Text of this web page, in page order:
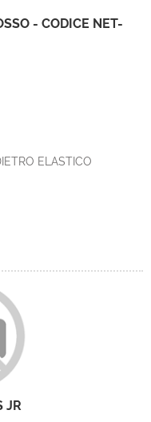
- CODICE NET-
ELASTICO
JR